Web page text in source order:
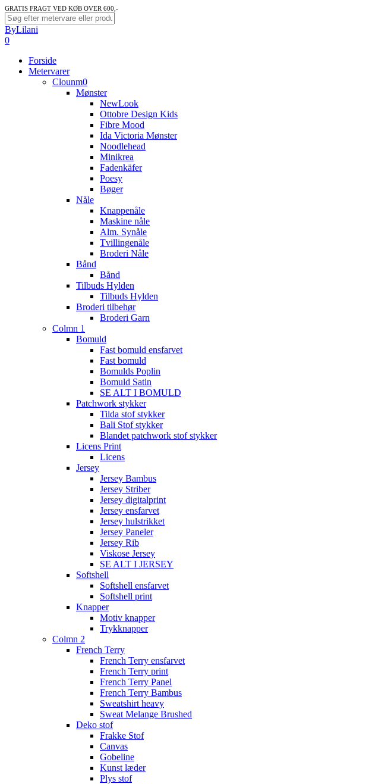
Skip
to
main
content
GRATIS FRAGT VED KØB OVER 600,-
Close
Search
ByLilani
search
account
0
Forside
Metervarer
Clounm0
Mønster
NewLook
Ottobre Design Kids
Fibre Mood
Ida Victoria Mønster
Noodlehead
Minikrea
Fadenkäfer
Poesy
Bøger
Nåle
Knappenåle
Maskine nåle
Alm. Synåle
Tvillingenåle
Broderi Nåle
Bånd
Bånd
Tilbuds Hylden
Tilbuds Hylden
Broderi tilbehør
Broderi Garn
Colmn 1
Bomuld
Fast bomuld ensfarvet
Fast bomuld
Bomulds Poplin
Bomuld Satin
SE ALT I BOMULD
Patchwork stykker
Tilda stof stykker
Bali Stof stykker
Blandet patchwork stof stykker
Licens Print
Licens
Jersey
Jersey Bambus
Jersey Striber
Jersey digitalprint
Jersey ensfarvet
Jersey hulstrikket
Jersey Paneler
Jersey Rib
Viskose Jersey
SE ALT I JERSEY
Softshell
Softshell ensfarvet
Softshell print
Knapper
Motiv knapper
Trykknapper
Colmn 2
French Terry
French Terry ensfarvet
French Terry print
French Terry Panel
French Terry Bambus
Sweatshirt heavy
Sweat Melange Brushed
Deko stof
Frakke Stof
Canvas
Gobeline
Kunst læder
Plys stof